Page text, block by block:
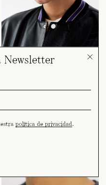
Newsletter
política de privacidad